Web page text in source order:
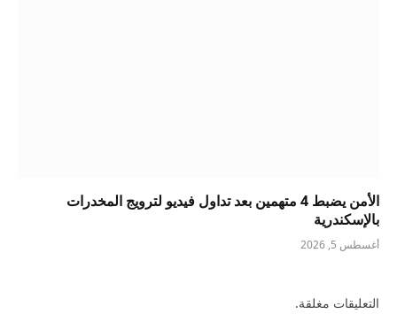
الأمن يضبط 4 متهمين بعد تداول فيديو لترويج المخدرات
بالإسكندرية
أغسطس 5, 2026
التعليقات مغلقة.